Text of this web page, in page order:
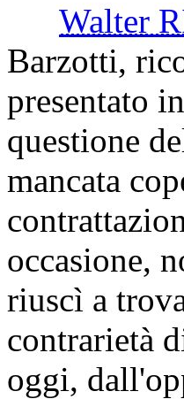
Walter
Barzotti,
presentato
questione
mancata
occasione,
riuscì a
contrarietà
oggi,